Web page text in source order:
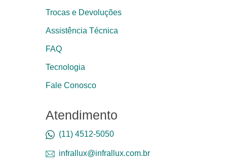
Trocas e Devoluções
Assistência Técnica
FAQ
Tecnologia
Fale Conosco
Atendimento
(11) 4512-5050
infrallux@infrallux.com.br